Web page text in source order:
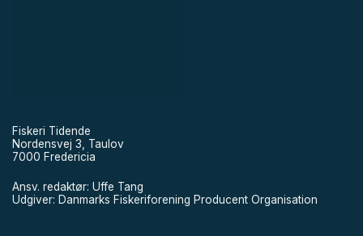
Fiskeri Tidende
Nordensvej 3, Taulov
7000 Fredericia
Ansv. redaktør: Uffe Tang
Udgiver: Danmarks Fiskeriforening Producent Organisation